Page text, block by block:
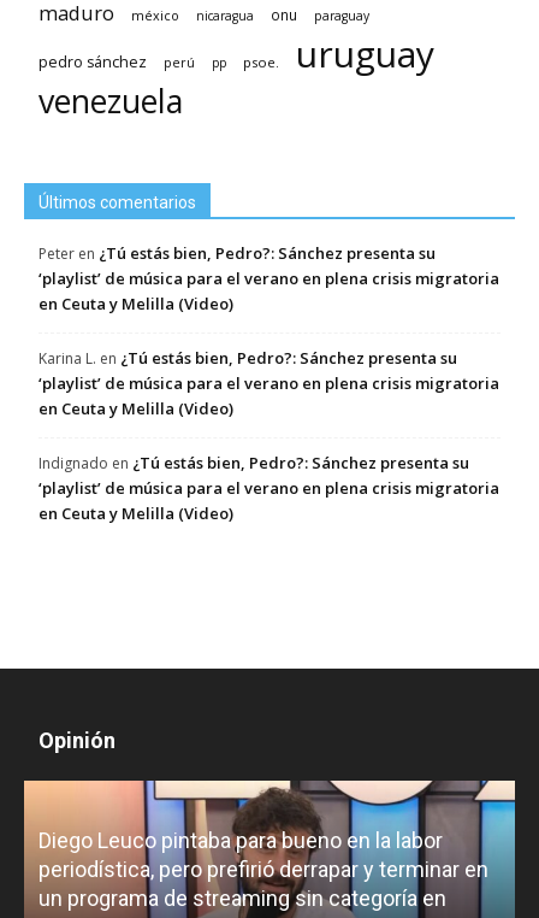
maduro méxico nicaragua onu paraguay
pedro sánchez perú pp psoe. uruguay
venezuela
Últimos comentarios
Peter en ¿Tú estás bien, Pedro?: Sánchez presenta su
‘playlist’ de música para el verano en plena crisis migratoria
en Ceuta y Melilla (Video)
Karina L. en ¿Tú estás bien, Pedro?: Sánchez presenta su
‘playlist’ de música para el verano en plena crisis migratoria
en Ceuta y Melilla (Video)
Indignado en ¿Tú estás bien, Pedro?: Sánchez presenta su
‘playlist’ de música para el verano en plena crisis migratoria
en Ceuta y Melilla (Video)
Opinión
labor
en
en
¿Padece Pedro Sánchez el “Síndrome
Hubris”? Analistas debaten sobre el